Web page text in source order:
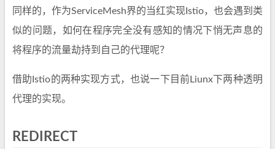
同样的，作为ServiceMesh界的当红实现Istio，也会遇到类
似的问题，如何在程序完全没有感知的情况下悄无声息的
将程序的流量劫持到自己的代理呢？
借助Istio的两种实现方式，也说一下目前Liunx下两种透明
代理的实现。
REDIRECT